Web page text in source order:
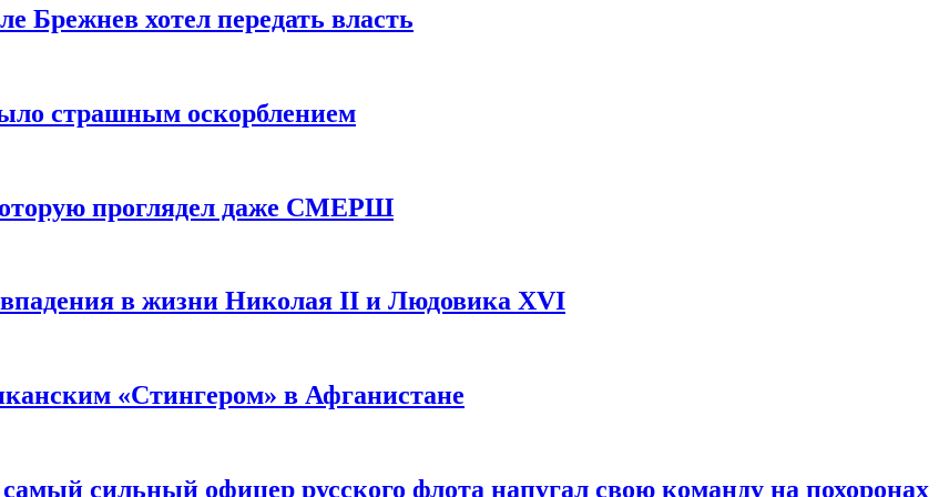
Брежнев хотел передать власть
страшным оскорблением
проглядел даже СМЕРШ
в жизни Николая II и Людовика XVI
«Стингером» в Афганистане
сильный офицер русского флота напугал свою команду на похоронах